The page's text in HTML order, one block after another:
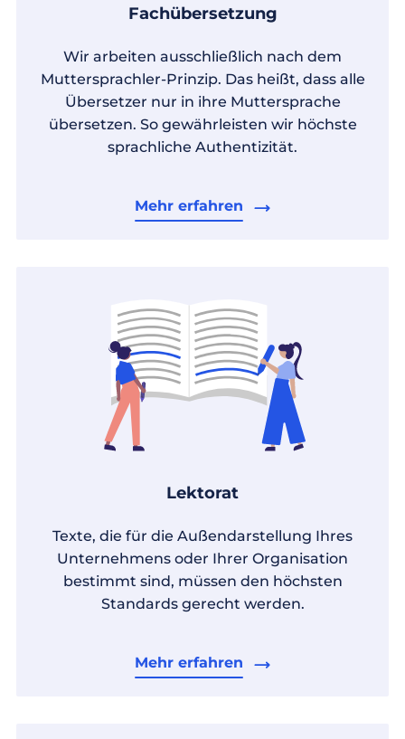
Fachübersetzung
Wir arbeiten ausschließlich nach dem
Muttersprachler-Prinzip. Das heißt, dass alle
Übersetzer nur in ihre Muttersprache
übersetzen. So gewährleisten wir höchste
sprachliche Authentizität.
Mehr erfahren
Lektorat
Texte, die für die Außendarstellung Ihres
Unternehmens oder Ihrer Organisation
bestimmt sind, müssen den höchsten
Standards gerecht werden.
Mehr erfahren